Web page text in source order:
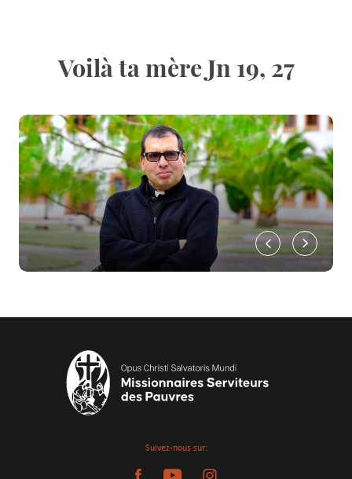
Voilà ta mère Jn 19, 27
Suivez-nous sur: